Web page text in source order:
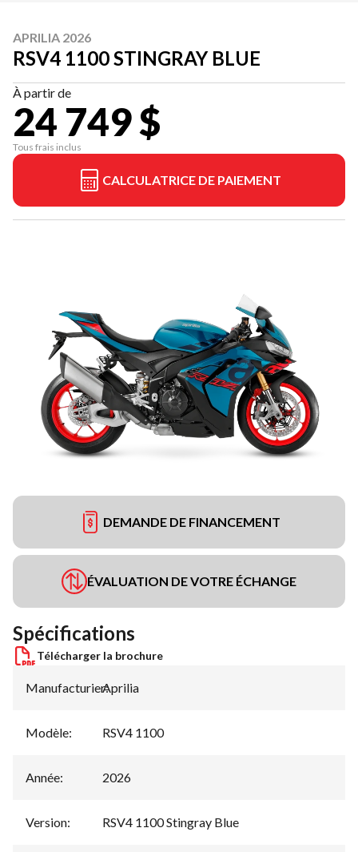
APRILIA 2026
RSV4 1100 STINGRAY BLUE
À partir de
24 749 $
Tous frais inclus
CALCULATRICE DE PAIEMENT
DEMANDE DE FINANCEMENT
ÉVALUATION DE VOTRE ÉCHANGE
Spécifications
Télécharger la brochure
Manufacturier:
Aprilia
Modèle: RSV4 1100
Année: 2026
Version: RSV4 1100 Stingray Blue